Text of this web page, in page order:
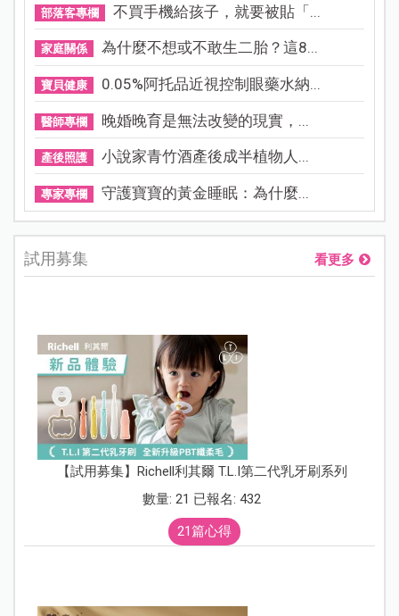
部落客專欄 不買手機給孩子，就要被貼「...
家庭關係 為什麼不想或不敢生二胎？這8...
寶貝健康 0.05%阿托品近視控制眼藥水納...
醫師專欄 晚婚晚育是無法改變的現實，...
產後照護 小說家青竹酒產後成半植物人...
專家專欄 守護寶寶的黃金睡眠：為什麼...
試用募集 看更多
【試用募集】Richell利其爾 T.L.I第二代乳牙刷系列
數量: 21 已報名: 432
21篇心得